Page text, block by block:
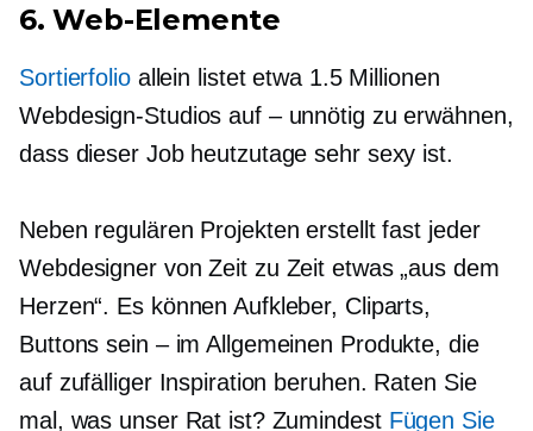
6. Web-Elemente
Sortierfolioallein listet etwa 1.5 Millionen
Webdesign-Studios auf – unnötig zu erwähnen,
dass dieser Job heutzutage sehr sexy ist.
Neben regulären Projekten erstellt fast jeder
Webdesigner von Zeit zu Zeit etwas „aus dem
Herzen“. Es können Aufkleber, Cliparts,
Buttons sein – im Allgemeinen Produkte, die
auf zufälliger Inspiration beruhen. Raten Sie
mal, was unser Rat ist? Zumindest Fügen Sie